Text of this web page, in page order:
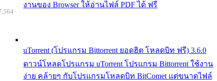
งานของ Browser ให้อ่านไฟล์ PDF ได้ ฟรี
uTorrent (โปรแกรม Bittorrent ยอดฮิต โหลดบิท ฟรี) 3.6.0
ดาวน์โหลดโปรแกรม uTorrent โปรแกรม Bittorrent ใช้งาน
ง่าย คล้ายๆ กับโปรแกรมโหลดบิท BitComet แต่ขนาดไฟล์